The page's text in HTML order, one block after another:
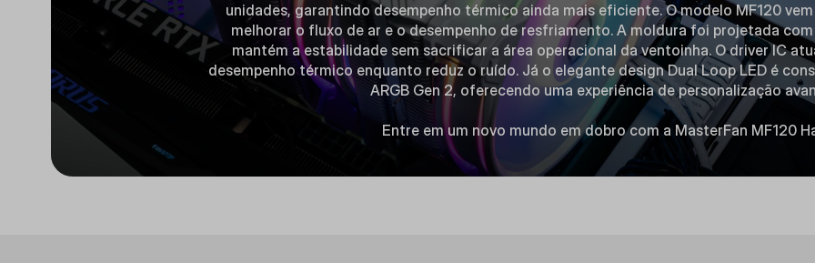
unidades, garantindo desempenho térmico ainda mais eficiente. O modelo MF120
melhorar o fluxo de ar e o desempenho de resfriamento. A moldura foi projetada
mantém a estabilidade sem sacrificar a área operacional da ventoinha. O driver IC
desempenho térmico enquanto reduz o ruído. Já o elegante design Dual Loop LED é
ARGB Gen 2, oferecendo uma experiência de personalização
Entre em um novo mundo em dobro com a MasterFan MF120